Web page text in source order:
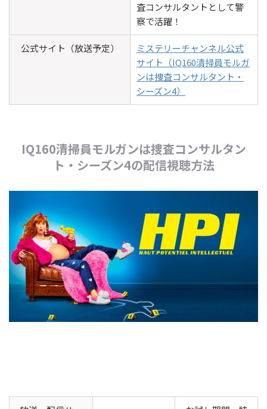
査コンサルタントとして警
察で活躍！
公式サイト（放送予定）
ミステリーチャンネル公式
サイト（IQ160清掃員モルガ
ンは捜査コンサルタント・
シーズン4）
IQ160清掃員モルガンは捜査コンサルタン
ト・シーズン4の配信視聴方法